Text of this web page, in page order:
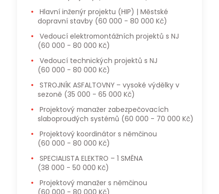
dopravní stavby (60 000 - 80 000 Kč)
Vedoucí elektromontážních projektů s NJ
(60 000 - 80 000 Kč)
Vedoucí technických projektů s NJ
(60 000 - 80 000 Kč)
sezoně (35 000 - 65 000 Kč)
slaboproudých systémů (60 000 - 70 000 Kč)
Projektový koordinátor s němčinou
(60 000 - 80 000 Kč)
SPECIALISTA ELEKTRO – 1 SMĚNA
(38 000 - 50 000 Kč)
Projektový manažer s němčinou
(60 000 - 80 000 Kč)